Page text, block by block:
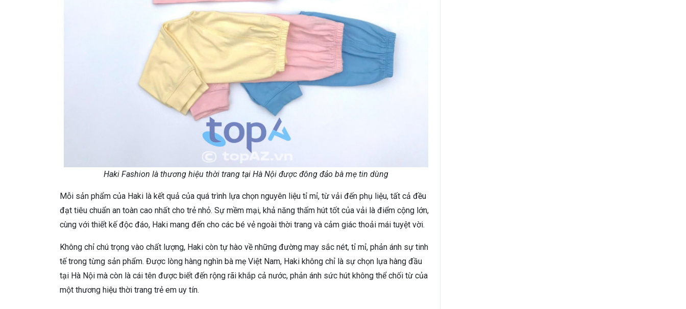
Haki Fashion là thương hiệu thời trang tại Hà Nội được đông đảo bà mẹ tin dùng
Mỗi sản phẩm của Haki là kết quả của quá trình lựa chọn nguyên liệu tỉ mỉ, từ vải đến phụ liệu, tất cả đều
đạt tiêu chuẩn an toàn cao nhất cho trẻ nhỏ. Sự mềm mại, khả năng thấm hút tốt của vải là điểm cộng lớn,
cùng với thiết kế độc đáo, Haki mang đến cho các bé vẻ ngoài thời trang và cảm giác thoải mái tuyệt vời.
Không chỉ chú trọng vào chất lượng, Haki còn tự hào về những đường may sắc nét, tỉ mỉ, phản ánh sự tinh
tế trong từng sản phẩm. Được lòng hàng nghìn bà mẹ Việt Nam, Haki không chỉ là sự chọn lựa hàng đầu
tại Hà Nội mà còn là cái tên được biết đến rộng rãi khắp cả nước, phản ánh sức hút không thể chối từ của
một thương hiệu thời trang trẻ em uy tín.